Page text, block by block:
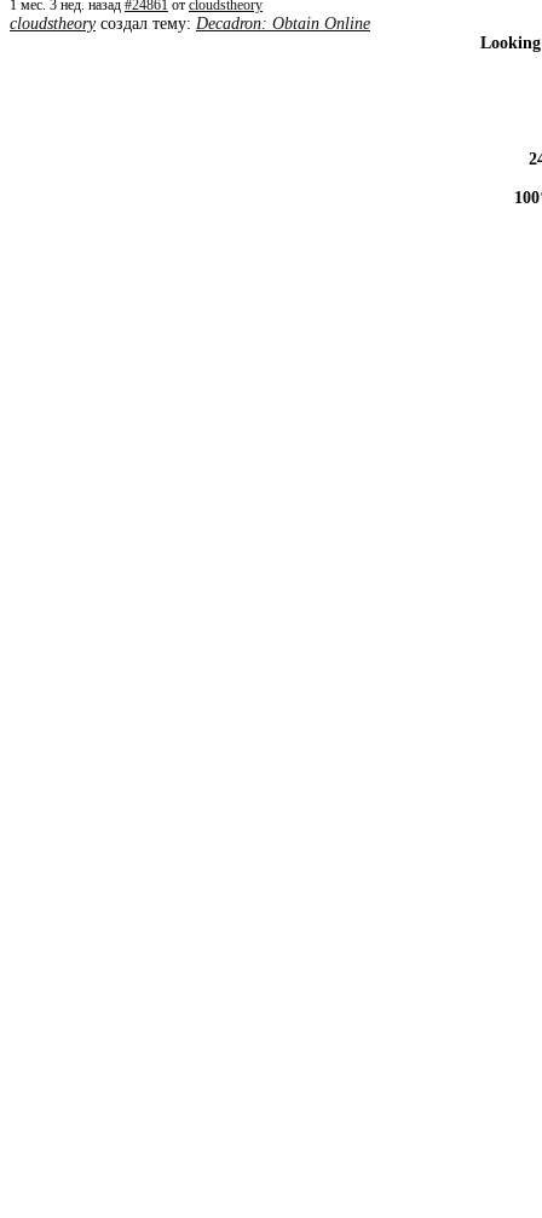
1 мес. 3 нед. назад #24861 от cloudstheory
cloudstheoryсоздал тему: Decadron: Obtain Online